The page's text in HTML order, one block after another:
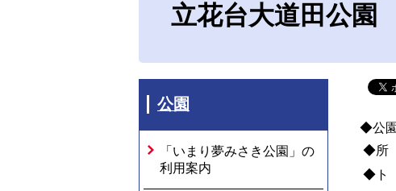
立花台大道田公園
公園
「いまり夢みさき公園」の
利用案内
◆公
◆所
◆